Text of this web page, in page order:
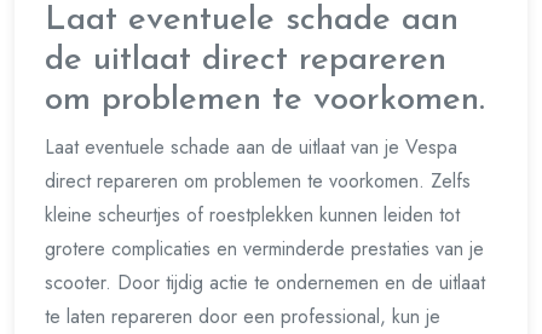
Laat eventuele schade aan
de uitlaat direct repareren
om problemen te voorkomen.
Laat eventuele schade aan de uitlaat van je Vespa
direct repareren om problemen te voorkomen. Zelfs
kleine scheurtjes of roestplekken kunnen leiden tot
grotere complicaties en verminderde prestaties van je
scooter. Door tijdig actie te ondernemen en de uitlaat
te laten repareren door een professional, kun je